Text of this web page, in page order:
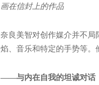
画在信封上的作品
奈良美智对创作媒介并不局
焰、音乐和特定的手势等。
——与内在自我的坦诚对话